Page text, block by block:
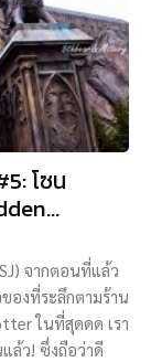
โซน
จากตอนที่แล้ว
องที่ระลึกตามร้าน
ในที่สุดดด เรา
ล้ว! ซึ่งถือว่าดี